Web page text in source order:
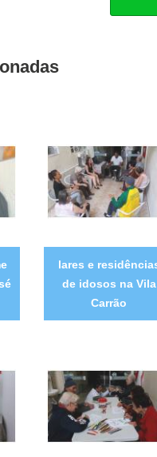
lares e
de idosos na Vila
Carrão